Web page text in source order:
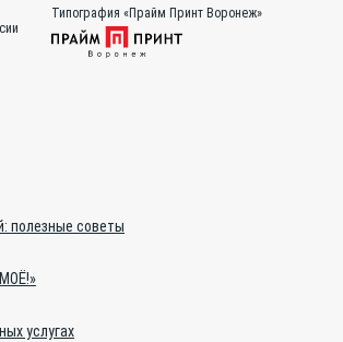
Типография «Прайм Принт Воронеж»
полезные советы
услугах